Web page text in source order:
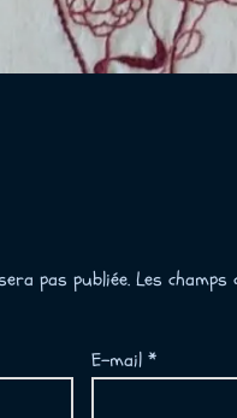
pas publiée. Les
E-mail *